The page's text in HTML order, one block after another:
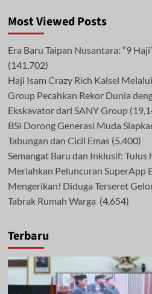
Most Viewed Posts
Era Baru Taipan Nusantara: “9
(141,702)
Haji Isam Crazy Rich Kalsel
Group Pecahkan Rekor Dunia
Ekskavator dari SANY Group
BSI Dorong Generasi Muda
Tabungan dan Cicil Emas (5,400)
Semangat Baru dan Inklusif: Tulus
Meriahkan Peluncuran SuperApp
Mengerikan! Diduga Terseret
Tabrak Rumah Warga (4,654)
Terbaru